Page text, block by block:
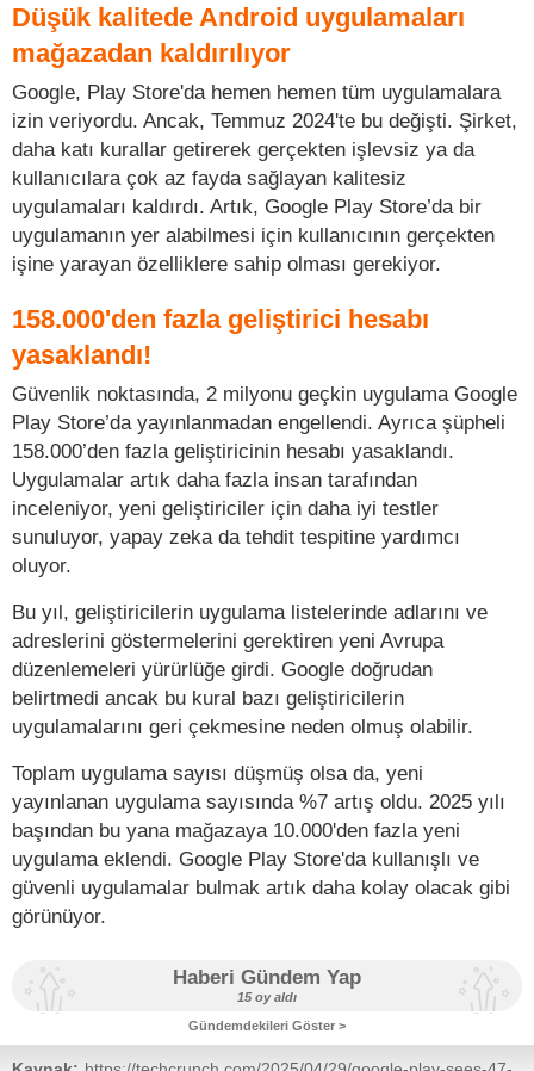
Düşük kalitede Android uygulamaları
mağazadan kaldırılıyor
Google, Play Store'da hemen hemen tüm uygulamalara
izin veriyordu. Ancak, Temmuz 2024'te bu değişti. Şirket,
daha katı kurallar getirerek gerçekten işlevsiz ya da
kullanıcılara çok az fayda sağlayan kalitesiz
uygulamaları kaldırdı. Artık, Google Play Store’da bir
uygulamanın yer alabilmesi için kullanıcının gerçekten
işine yarayan özelliklere sahip olması gerekiyor.
158.000'den fazla geliştirici hesabı
yasaklandı!
Güvenlik noktasında, 2 milyonu geçkin uygulama Google
Play Store’da yayınlanmadan engellendi. Ayrıca şüpheli
158.000’den fazla geliştiricinin hesabı yasaklandı.
Uygulamalar artık daha fazla insan tarafından
inceleniyor, yeni geliştiriciler için daha iyi testler
sunuluyor, yapay zeka da tehdit tespitine yardımcı
oluyor.
Bu yıl, geliştiricilerin uygulama listelerinde adlarını ve
adreslerini göstermelerini gerektiren yeni Avrupa
düzenlemeleri yürürlüğe girdi. Google doğrudan
belirtmedi ancak bu kural bazı geliştiricilerin
uygulamalarını geri çekmesine neden olmuş olabilir.
Toplam uygulama sayısı düşmüş olsa da, yeni
yayınlanan uygulama sayısında %7 artış oldu. 2025 yılı
başından bu yana mağazaya 10.000'den fazla yeni
uygulama eklendi. Google Play Store'da kullanışlı ve
güvenli uygulamalar bulmak artık daha kolay olacak gibi
görünüyor.
Haberi Gündem Yap
15 oy aldı
Gündemdekileri Göster >